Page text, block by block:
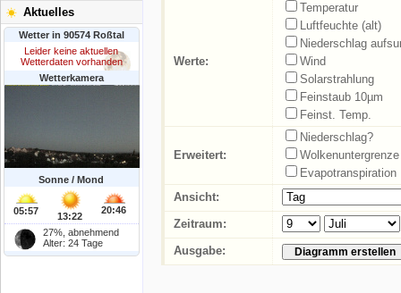
Aktuelles
Wetter in 90574 Roßtal
Leider keine aktuellen
Wetterdaten vorhanden
Wetterkamera
Sonne / Mond
05:57 13:22
20:46
27%, abnehmend
Alter: 24 Tage
Werte:
Temperatur
Luftfeuchte (alt)
Niederschlag
Wind
Solarstrahlung
Feinstaub 10µm
Feinst. Temp.
Erweitert:
Niederschlag?
Evapotranspiration
Ansicht:
Zeitraum:
Ausgabe: